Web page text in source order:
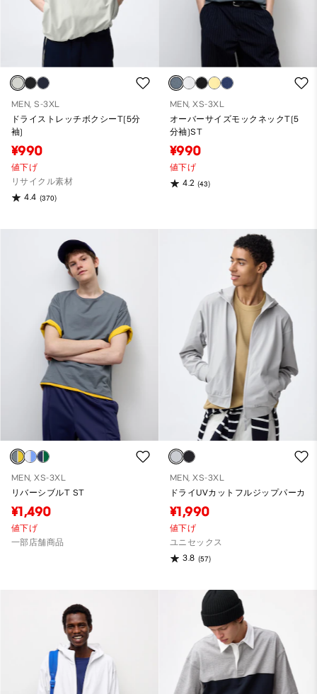
MEN, S-3XL
ドライストレッチボクシーT(5分
袖)
¥990
値下げ
リサイクル素材
4.4 (370)
MEN, XS-3XL
オーバーサイズモックネックT(5
分袖)ST
¥990
値下げ
4.2 (43)
MEN, XS-3XL
リバーシブルT ST
¥1,490
値下げ
一部店舗商品
MEN, XS-3XL
ドライUVカットフルジップパーカ
¥1,990
値下げ
ユニセックス
3.8 (57)